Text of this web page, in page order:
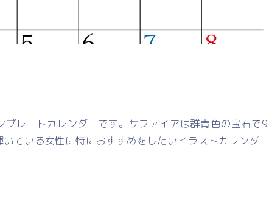
レートカレンダーです。サファイアは群青色の宝石で9
ている女性に特におすすめをしたいイラストカレンダー